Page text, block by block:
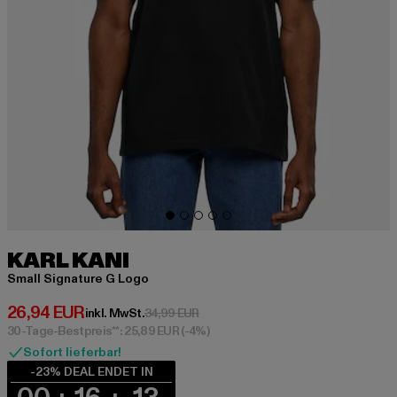
KARL KANI
Small Signature G Logo
26,94 EUR
Derzeitiger Preis: 26,94 EUR
inkl. MwSt.34,99 EURAktionspreis: 34,99 EUR
30-Tage-Bestpreis**: 25,89 EUR(-4%)
Sofort lieferbar!
-23% DEAL ENDET IN